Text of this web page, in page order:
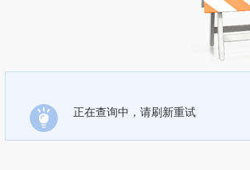
正在查询中，请刷新重试